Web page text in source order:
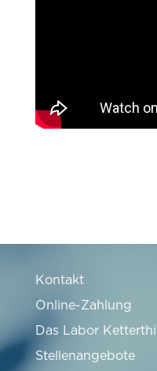
Kontakt
Online-Zahlung
Das Labor Ketterthill
Stellenangebote